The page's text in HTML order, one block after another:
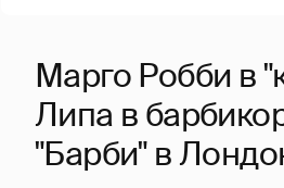
Марго Робби в
Липа в
"Барби" в